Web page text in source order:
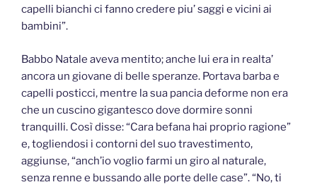
capelli bianchi ci fanno credere piu’ saggi e vicini ai
bambini”.
Babbo Natale aveva mentito; anche lui era in realta’
ancora un giovane di belle speranze. Portava barba e
capelli posticci, mentre la sua pancia deforme non era
che un cuscino gigantesco dove dormire sonni
tranquilli. Così disse: “Cara befana hai proprio ragione”
e, togliendosi i contorni del suo travestimento,
aggiunse, “anch’io voglio farmi un giro al naturale,
senza renne e bussando alle porte delle case”. “No, ti